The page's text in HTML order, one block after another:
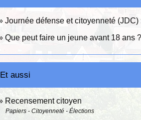
Journée défense et citoyenneté
Que peut faire un jeune avant 18 ans ?
Et aussi
Recensement citoyen
Papiers - Citoyenneté - Élections